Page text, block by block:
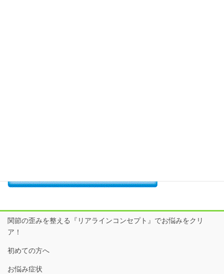
関節の歪みを整える『リアラインコンセプト』でお悩みをクリ
ア！
初めての方へ
お悩み症状